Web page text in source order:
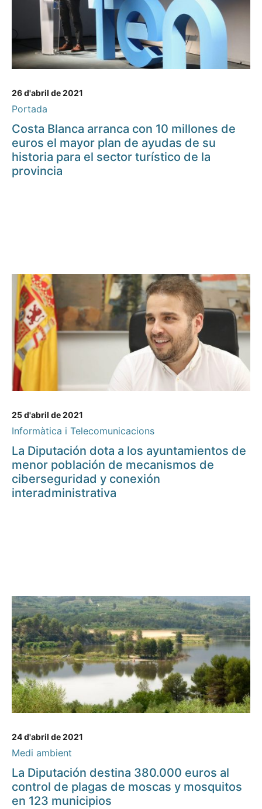
26 d'abril de 2021
Portada
Costa Blanca arranca con 10 millones de
euros el mayor plan de ayudas de su
historia para el sector turístico de la
provincia
25 d'abril de 2021
Informàtica i Telecomunicacions
La Diputación dota a los ayuntamientos de
menor población de mecanismos de
ciberseguridad y conexión
interadministrativa
24 d'abril de 2021
Medi ambient
La Diputación destina 380.000 euros al
control de plagas de moscas y mosquitos
en 123 municipios